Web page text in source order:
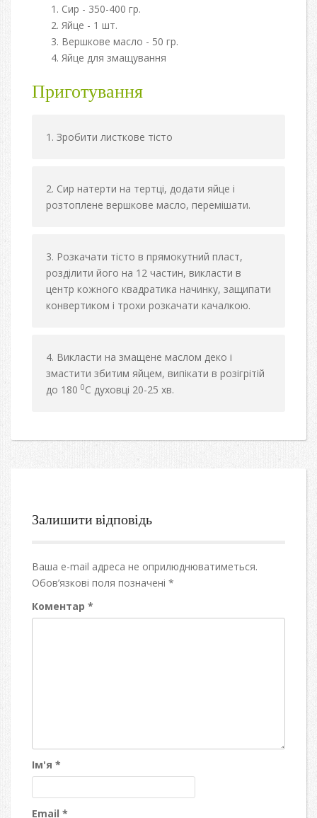
Сир - 350-400 гр.
Яйце - 1 шт.
Вершкове масло - 50 гр.
Яйце для змащування
Приготування
Зробити листкове тісто
Сир натерти на тертці, додати яйце і
розтоплене вершкове масло, перемішати.
Розкачати тісто в прямокутний пласт,
розділити його на 12 частин, викласти в
центр кожного квадратика начинку, защипати
конвертиком і трохи розкачати качалкою.
Викласти на змащене маслом деко і
змастити збитим яйцем, випікати в розігрітій
до 180 0С духовці 20-25 хв.
Залишити відповідь
Ваша e-mail адреса не оприлюднюватиметься.
Обов’язкові поля позначені *
Коментар *
Ім'я *
Email *